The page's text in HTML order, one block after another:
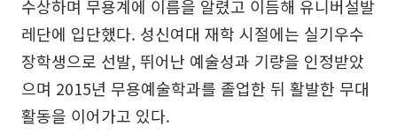
수상하며 무용계에 이름을 알렸고 이듬해 유니버설발
레단에 입단했다. 성신여대 재학 시절에는 실기우수
장학생으로 선발, 뛰어난 예술성과 기량을 인정받았
으며 2015년 무용예술학과를 졸업한 뒤 활발한 무대
활동을 이어가고 있다.